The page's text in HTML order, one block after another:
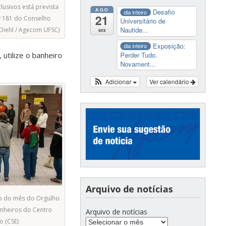
está prevista
181 do Conselho
/ Agecom UFSC)
o banheiro
do mês do Orgulho
do Centro
(CSE)
AGO
21
sex
dia inteiro
Desafio
Universitário de
Nautide...
dia inteiro
Exposição:
Perder Tudo.
Novament...
Ver calendário
Adicionar
Arquivo de notícias
Arquivo de notícias